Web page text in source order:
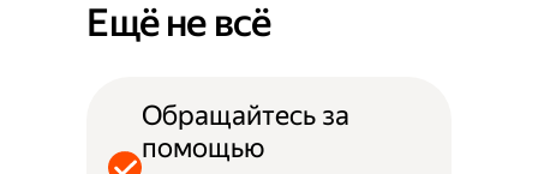
Ещё не всё
Обращайтесь за
помощью